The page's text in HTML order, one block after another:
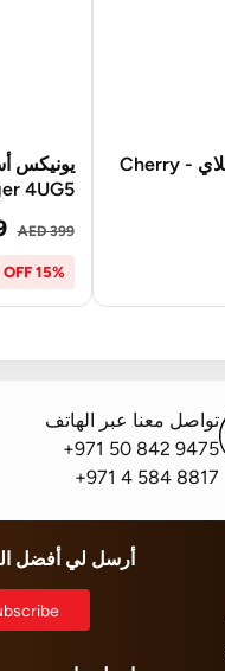
يونيكس أستروكس 99 بلاي - Cherry
4UG5
AED 399
15% OFF
تواصل معنا عبر الهاتف
+971 50 842 9475
+971 4 584 8817
أرسل لي أفضل